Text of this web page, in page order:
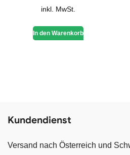
inkl. MwSt.
In den Warenkorb
Kundendienst
Versand nach Österreich und